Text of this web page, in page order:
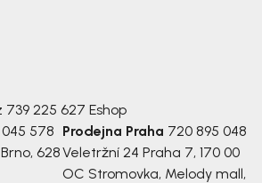
739 225 627 Eshop
578
Brno, 628
Prodejna Praha 720 895 048
Veletržní 24 Praha 7, 170 00
OC Stromovka, Melody mall,